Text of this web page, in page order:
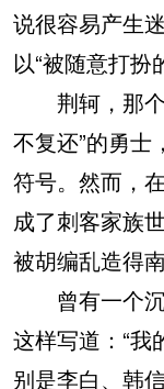
说很容易产生
以“被随意打扮
荆轲，那个
不复还”的勇士
符号。然而，
成了刺客家族
被胡编乱造得
曾有一个沉
这样写道：“我
别是李白、韩